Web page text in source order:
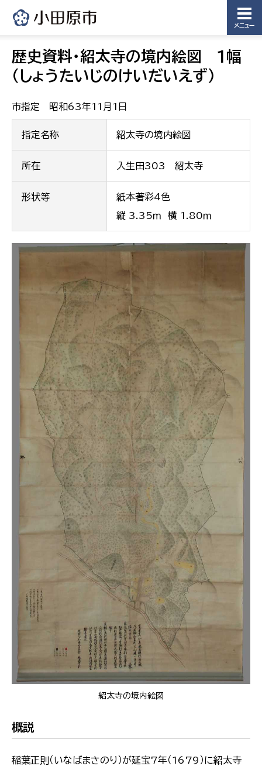
メニュー
歴史資料・紹太寺の境内絵図 1幅
（しょうたいじのけいだいえず）
市指定 昭和63年11月1日
指定名称 紹太寺の境内絵図
所在 入生田303 紹太寺
形状等
紙本著彩4色
縦 3.35ｍ 横 1.80ｍ
紹太寺の境内絵図
概説
稲葉正則（いなばまさのり）が延宝7年（1679）に紹太寺